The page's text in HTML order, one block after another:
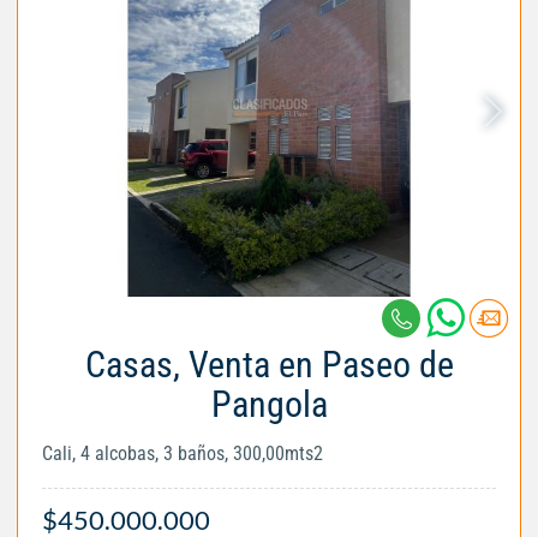
Casas, Venta en Paseo de
Pangola
Cali, 4 alcobas, 3 baños, 300,00mts2
$450.000.000